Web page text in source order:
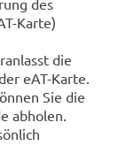
des
Karte)
die
eAT-Karte.
Sie die
abholen.